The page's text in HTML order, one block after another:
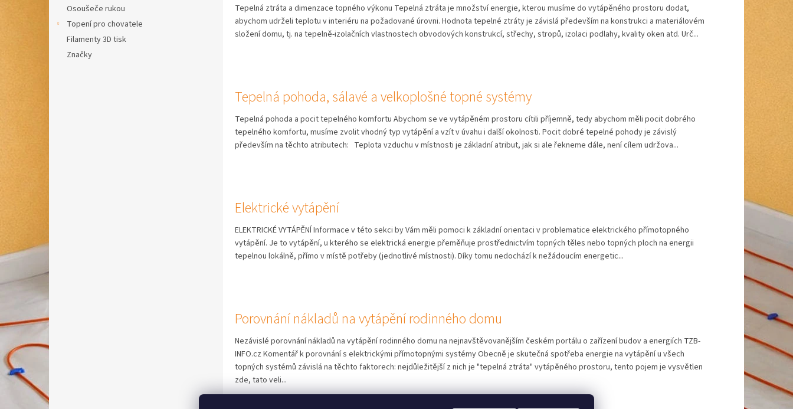
Osoušeče rukou
Topení pro chovatele
Filamenty 3D tisk
Značky
Tepelná ztráta a dimenzace topného výkonu Tepelná ztráta je množství energie, kterou musíme do vytápěného prostoru dodat,
abychom udrželi teplotu v interiéru na požadované úrovni. Hodnota tepelné ztráty je závislá především na konstrukci a materiálovém
složení domu, tj. na tepelně-izolačních vlastnostech obvodových konstrukcí, střechy, stropů, izolaci podlahy, kvality oken atd. Urč...
Tepelná pohoda, sálavé a velkoplošné topné systémy
Tepelná pohoda a pocit tepelného komfortu Abychom se ve vytápěném prostoru cítili příjemně, tedy abychom měli pocit dobrého
tepelného komfortu, musíme zvolit vhodný typ vytápění a vzít v úvahu i další okolnosti. Pocit dobré tepelné pohody je závislý
především na těchto atributech: Teplota vzduchu v místnosti je základní atribut, jak si ale řekneme dále, není cílem udržova...
Elektrické vytápění
ELEKTRICKÉ VYTÁPĚNÍ Informace v této sekci by Vám měli pomoci k základní orientaci v problematice elektrického přímotopného
vytápění. Je to vytápění, u kterého se elektrická energie přeměňuje prostřednictvím topných těles nebo topných ploch na energii
tepelnou lokálně, přímo v místě potřeby (jednotlivé místnosti). Díky tomu nedochází k nežádoucím energetic...
Porovnání nákladů na vytápění rodinného domu
Nezávislé porovnání nákladů na vytápění rodinného domu na nejnavštěvovanějším českém portálu o zařízení budov a energiích TZB-
INFO.cz Komentář k porovnání s elektrickými přímotopnými systémy Obecně je skutečná spotřeba energie na vytápění u všech
topných systémů závislá na těchto faktorech: nejdůležitější z nich je "tepelná ztráta" vytápěného prostoru, tento pojem je vysvětlen
zde, tato veli...